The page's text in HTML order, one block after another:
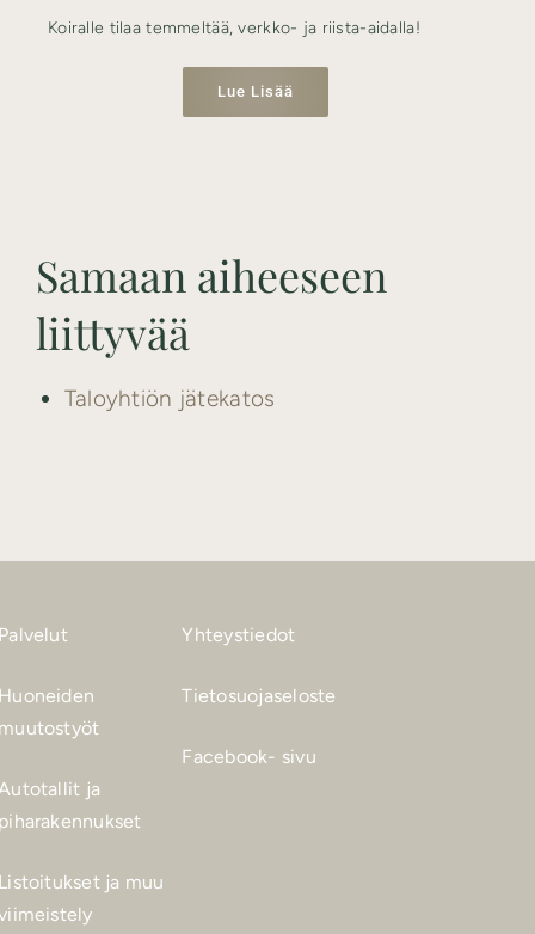
Koiralle tilaa temmeltää, verkko- ja riista-aidalla!
Lue Lisää
Samaan aiheeseen
liittyvää
Taloyhtiön jätekatos
ja
ja muu
Yhteystiedot
Tietosuojaseloste
Facebook- sivu